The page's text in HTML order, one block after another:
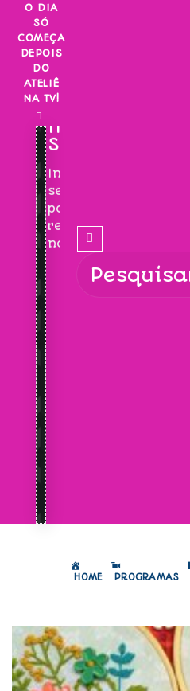
Skip
content
O DIA
SÓ
COMEÇA
DEPOIS
DO
ATELIÊ
NA TV!
INSCREVA-
SE!
Inscreva-
se
para
receber
novidades!
HOME PROGRAMAS